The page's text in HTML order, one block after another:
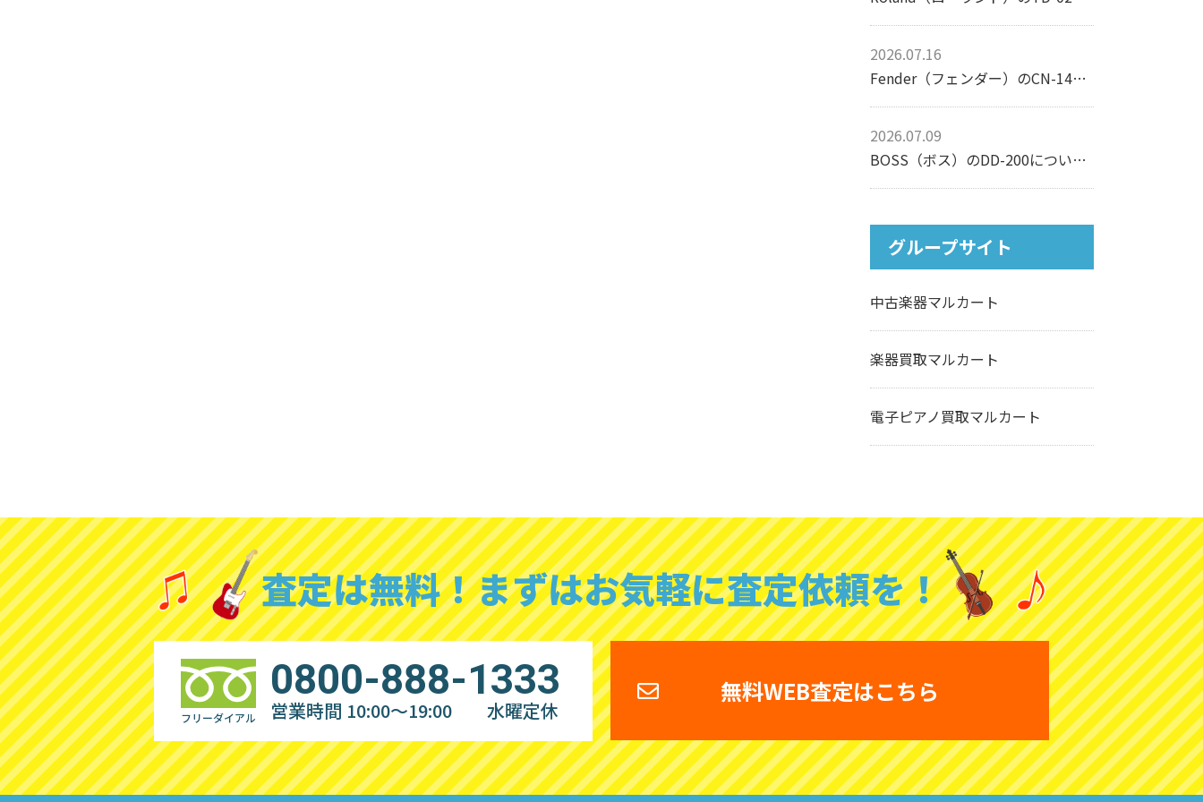
2026.07.16
Fender（フェンダー）のCN-140SCEについて【アコースティックギター】
2026.07.09
BOSS（ボス）のDD-200について【エフェクター】
グループサイト
中古楽器マルカート
楽器買取マルカート
電子ピアノ買取マルカート
査定は無料！まずはお気軽に査定依頼を！
フリーダイアル
0800-888-1333
営業時間 10:00～19:00 水曜定休
無料WEB査定はこちら